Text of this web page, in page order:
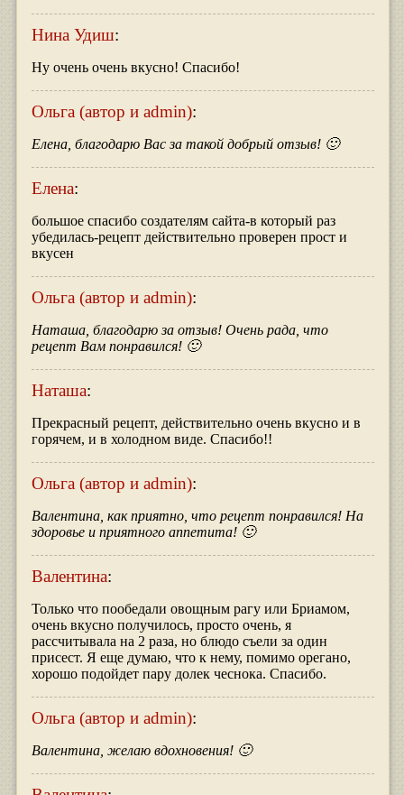
Нина Удиш:
Ну очень очень вкусно! Спасибо!
Ольга (автор и admin):
Елена, благодарю Вас за такой добрый отзыв! 🙂
Елена:
большое спасибо создателям сайта-в который раз
убедилась-рецепт действительно проверен прост и
вкусен
Ольга (автор и admin):
Наташа, благодарю за отзыв! Очень рада, что
рецепт Вам понравился! 🙂
Наташа:
Прекрасный рецепт, действительно очень вкусно и в
горячем, и в холодном виде. Спасибо!!
Ольга (автор и admin):
Валентина, как приятно, что рецепт понравился! На
здоровье и приятного аппетита! 🙂
Валентина:
Только что пообедали овощным рагу или Бриамом,
очень вкусно получилось, просто очень, я
рассчитывала на 2 раза, но блюдо съели за один
присест. Я еще думаю, что к нему, помимо орегано,
хорошо подойдет пару долек чеснока. Спасибо.
Ольга (автор и admin):
Валентина, желаю вдохновения! 🙂